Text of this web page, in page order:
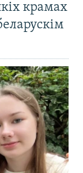
крамах